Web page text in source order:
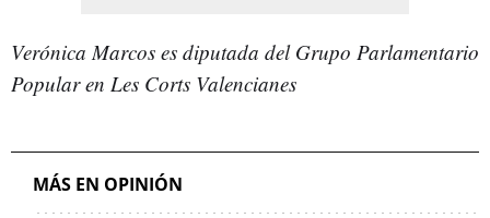
Verónica Marcos es diputada del Grupo Parlamentario
Popular en Les Corts Valencianes
MÁS EN OPINIÓN